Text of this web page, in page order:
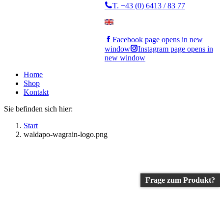
T. +43 (0) 6413 / 83 77
Facebook page opens in new
window
Instagram page opens in
new window
Home
Shop
Kontakt
Sie befinden sich hier:
Start
waldapo-wagrain-logo.png
Frage zum Produkt?